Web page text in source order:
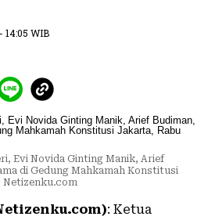
14:05 WIB
Evi Novida Ginting Manik, Arief
di Gedung Mahkamah Konstitusi
Netizenku.com
: Ketua